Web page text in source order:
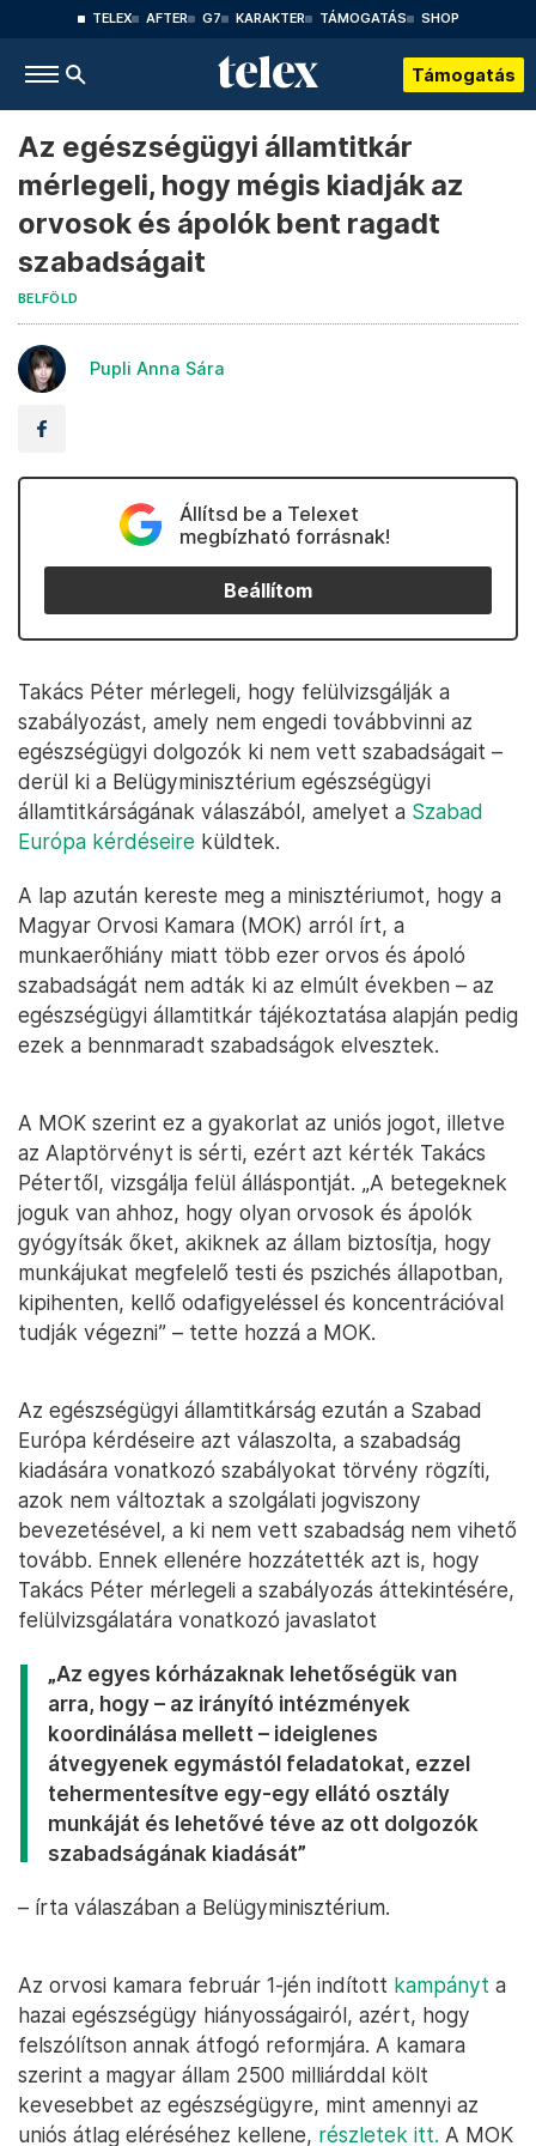
TELEX AFTER G7 KARAKTER TÁMOGATÁS SHOP
Támogatás
Az egészségügyi államtitkár
mérlegeli, hogy mégis kiadják az
orvosok és ápolók bent ragadt
szabadságait
BELFÖLD
Pupli Anna Sára
Állítsd be a Telexet
megbízható forrásnak!
Beállítom
Takács Péter mérlegeli, hogy felülvizsgálják a
szabályozást, amely nem engedi továbbvinni az
egészségügyi dolgozók ki nem vett szabadságait –
derül ki a Belügyminisztérium egészségügyi
államtitkárságának válaszából, amelyet a Szabad
Európa kérdéseire küldtek.
A lap azután kereste meg a minisztériumot, hogy a
Magyar Orvosi Kamara (MOK) arról írt, a
munkaerőhiány miatt több ezer orvos és ápoló
szabadságát nem adták ki az elmúlt években – az
egészségügyi államtitkár tájékoztatása alapján pedig
ezek a bennmaradt szabadságok elvesztek.
A MOK szerint ez a gyakorlat az uniós jogot, illetve
az Alaptörvényt is sérti, ezért azt kérték Takács
Pétertől, vizsgálja felül álláspontját. „A betegeknek
joguk van ahhoz, hogy olyan orvosok és ápolók
gyógyítsák őket, akiknek az állam biztosítja, hogy
munkájukat megfelelő testi és pszichés állapotban,
kipihenten, kellő odafigyeléssel és koncentrációval
tudják végezni” – tette hozzá a MOK.
Az egészségügyi államtitkárság ezután a Szabad
Európa kérdéseire azt válaszolta, a szabadság
kiadására vonatkozó szabályokat törvény rögzíti,
azok nem változtak a szolgálati jogviszony
bevezetésével, a ki nem vett szabadság nem vihető
tovább. Ennek ellenére hozzátették azt is, hogy
Takács Péter mérlegeli a szabályozás áttekintésére,
felülvizsgálatára vonatkozó javaslatot
„Az egyes kórházaknak lehetőségük van
arra, hogy – az irányító intézmények
koordinálása mellett – ideiglenes
átvegyenek egymástól feladatokat, ezzel
tehermentesítve egy-egy ellátó osztály
munkáját és lehetővé téve az ott dolgozók
szabadságának kiadását”
– írta válaszában a Belügyminisztérium.
Az orvosi kamara február 1-jén indított kampányt a
hazai egészségügy hiányosságairól, azért, hogy
felszólítson annak átfogó reformjára. A kamara
szerint a magyar állam 2500 milliárddal költ
kevesebbet az egészségügyre, mint amennyi az
uniós átlag eléréséhez kellene, részletek itt. A MOK